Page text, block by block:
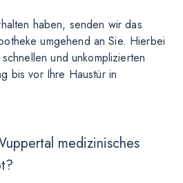
haben, senden wir das
umgehend an Sie. Hierbei
und unkomplizierten
bis vor Ihre Haustür in
medizinisches